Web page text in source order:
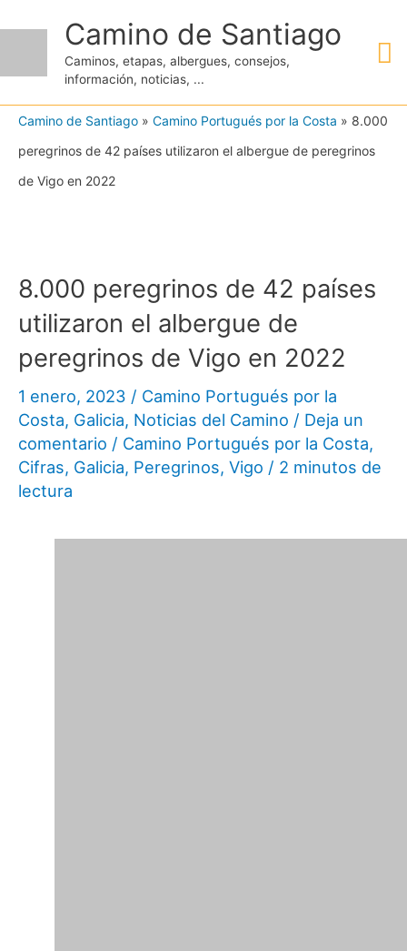
contenido
Camino de Santiago
Caminos, etapas, albergues, consejos,
información, noticias, ...
Camino de Santiago » Camino Portugués por la Costa » 8.000
peregrinos de 42 países utilizaron el albergue de peregrinos
de Vigo en 2022
8.000 peregrinos de 42 países
utilizaron el albergue de
peregrinos de Vigo en 2022
1 enero, 2023 / Camino Portugués por la
Costa, Galicia, Noticias del Camino / Deja un
comentario / Camino Portugués por la Costa,
Cifras, Galicia, Peregrinos, Vigo / 2 minutos de
lectura